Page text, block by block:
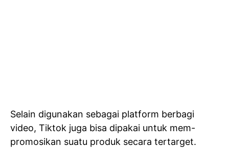
Selain digunakan sebagai platform berbagi
video, Tiktok juga bisa dipakai untuk mem-
promosikan suatu produk secara tertarget.